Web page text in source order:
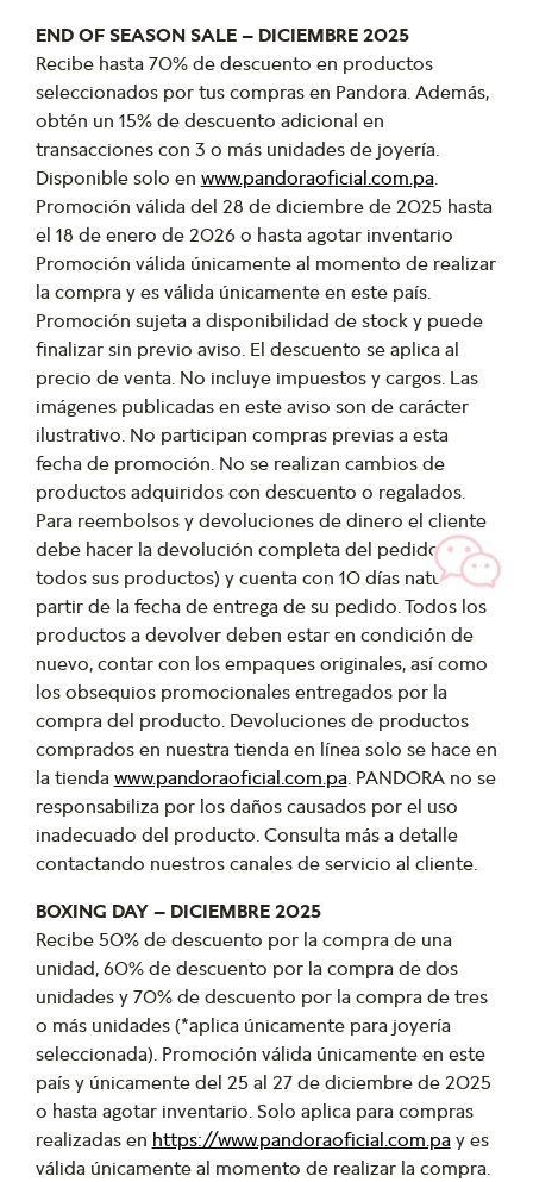
END OF SEASON SALE – DICIEMBRE 2025
Recibe hasta 70% de descuento en productos
seleccionados por tus compras en Pandora. Además,
obtén un 15% de descuento adicional en
transacciones con 3 o más unidades de joyería.
Disponible solo en www.pandoraoficial.com.pa.
Promoción válida del 28 de diciembre de 2025 hasta
el 18 de enero de 2026 o hasta agotar inventario
Promoción válida únicamente al momento de realizar
la compra y es válida únicamente en este país.
Promoción sujeta a disponibilidad de stock y puede
finalizar sin previo aviso. El descuento se aplica al
precio de venta. No incluye impuestos y cargos. Las
imágenes publicadas en este aviso son de carácter
ilustrativo. No participan compras previas a esta
fecha de promoción. No se realizan cambios de
productos adquiridos con descuento o regalados.
Para reembolsos y devoluciones de dinero el cliente
debe hacer la devolución completa del pedido (con
todos sus productos) y cuenta con 10 días naturales a
partir de la fecha de entrega de su pedido. Todos los
productos a devolver deben estar en condición de
nuevo, contar con los empaques originales, así como
los obsequios promocionales entregados por la
compra del producto. Devoluciones de productos
comprados en nuestra tienda en línea solo se hace en
la tienda www.pandoraoficial.com.pa. PANDORA no se
responsabiliza por los daños causados por el uso
inadecuado del producto. Consulta más a detalle
contactando nuestros canales de servicio al cliente.
BOXING DAY – DICIEMBRE 2025
Recibe 50% de descuento por la compra de una
unidad, 60% de descuento por la compra de dos
unidades y 70% de descuento por la compra de tres
o más unidades (*aplica únicamente para joyería
seleccionada). Promoción válida únicamente en este
país y únicamente del 25 al 27 de diciembre de 2025
o hasta agotar inventario. Solo aplica para compras
realizadas en https://www.pandoraoficial.com.pay es
válida únicamente al momento de realizar la compra.